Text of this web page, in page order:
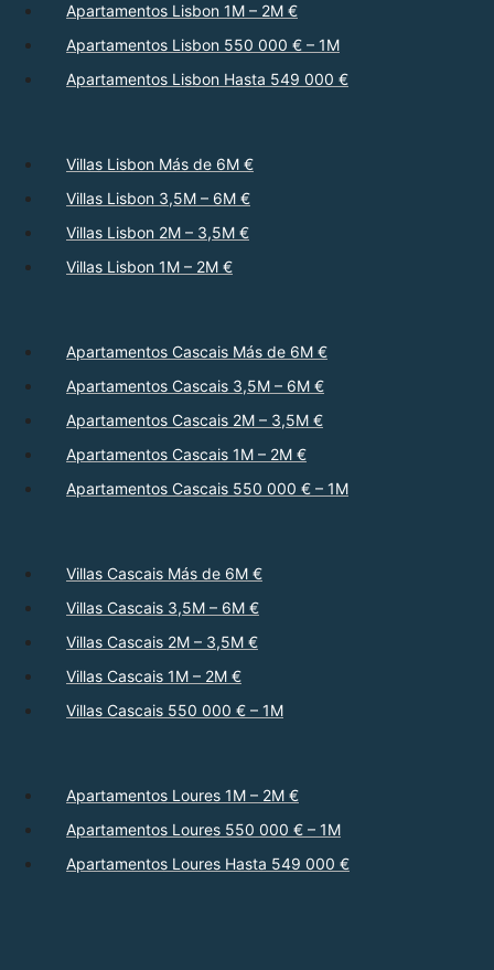
Apartamentos Lisbon 1M – 2M €
Apartamentos Lisbon 550 000 € – 1M
Apartamentos Lisbon Hasta 549 000 €
Villas Lisbon Más de 6M €
Villas Lisbon 3,5M – 6M €
Villas Lisbon 2M – 3,5M €
Villas Lisbon 1M – 2M €
Apartamentos Cascais Más de 6M €
Apartamentos Cascais 3,5M – 6M €
Apartamentos Cascais 2M – 3,5M €
Apartamentos Cascais 1M – 2M €
Apartamentos Cascais 550 000 € – 1M
Villas Cascais Más de 6M €
Villas Cascais 3,5M – 6M €
Villas Cascais 2M – 3,5M €
Villas Cascais 1M – 2M €
Villas Cascais 550 000 € – 1M
Apartamentos Loures 1M – 2M €
Apartamentos Loures 550 000 € – 1M
Apartamentos Loures Hasta 549 000 €